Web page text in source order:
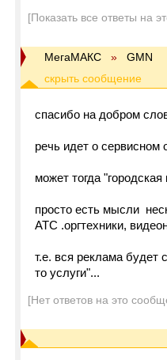
[Показать все ответы на
МегаМАКС » GMN
спасибо на добром
речь идет о сервисном
может тогда
просто есть мысли
АТС .оргтехники,
т.е. вся реклама будет
то услуги"...
[Нет ответов на это